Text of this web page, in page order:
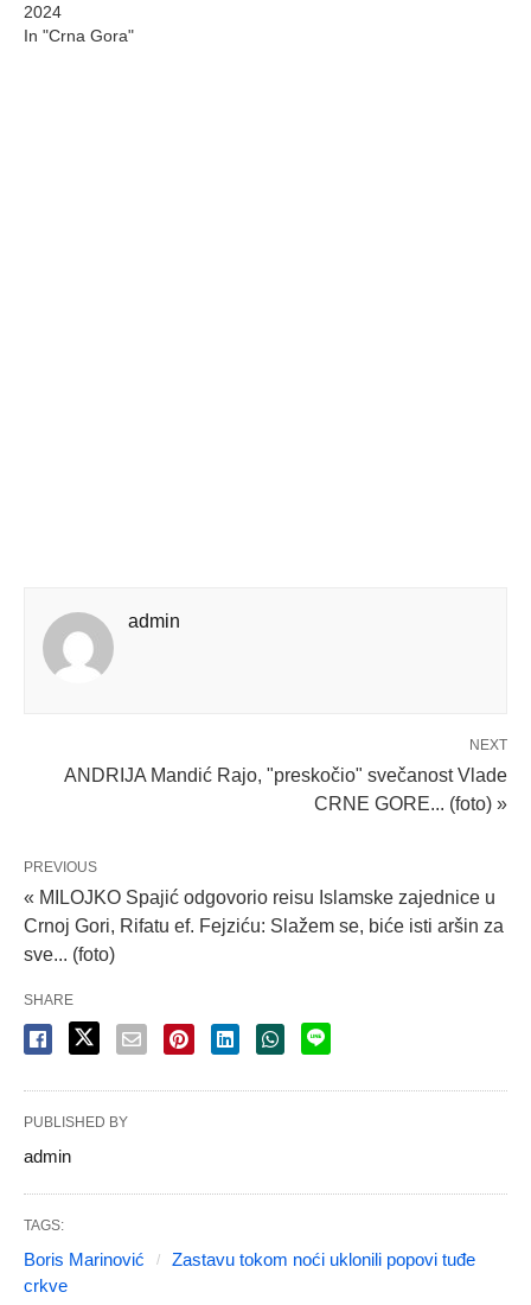
2024
In "Crna Gora"
admin
NEXT
ANDRIJA Mandić Rajo, "preskočio" svečanost Vlade
CRNE GORE... (foto) »
PREVIOUS
« MILOJKO Spajić odgovorio reisu Islamske zajednice u
Crnoj Gori, Rifatu ef. Fejziću: Slažem se, biće isti aršin za
sve... (foto)
SHARE
PUBLISHED BY
admin
TAGS:
Boris Marinović
Zastavu tokom noći uklonili popovi tuđe
crkve